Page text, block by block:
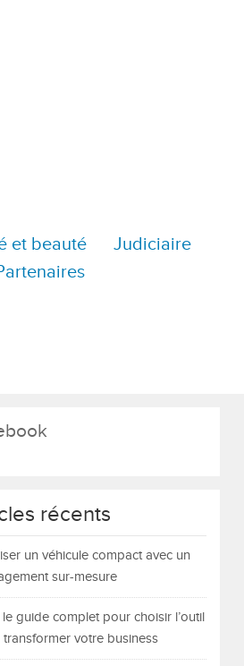
et beauté
Judiciaire
récents
un véhicule compact avec un
sur-mesure
le guide complet pour choisir l’outil
transformer votre business